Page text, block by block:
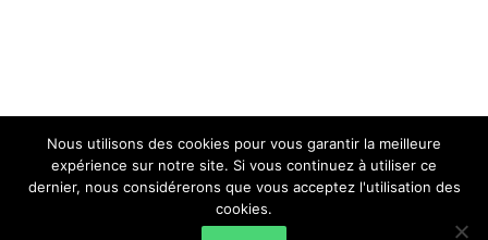
© Copyright 2018 |CYCLE N'CO
Nous utilisons des cookies pour vous garantir la meilleure
expérience sur notre site. Si vous continuez à utiliser ce
dernier, nous considérerons que vous acceptez l'utilisation des
cookies.